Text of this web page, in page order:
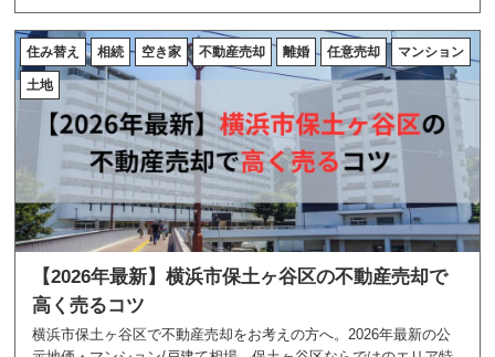
します。
住み替え 相続 空き家 不動産売却 離婚 任意売却 マンション
土地
【2026年最新】横浜市保土ヶ谷区の不動産売却で
高く売るコツ
横浜市保土ヶ谷区で不動産売却をお考えの方へ。2026年最新の公